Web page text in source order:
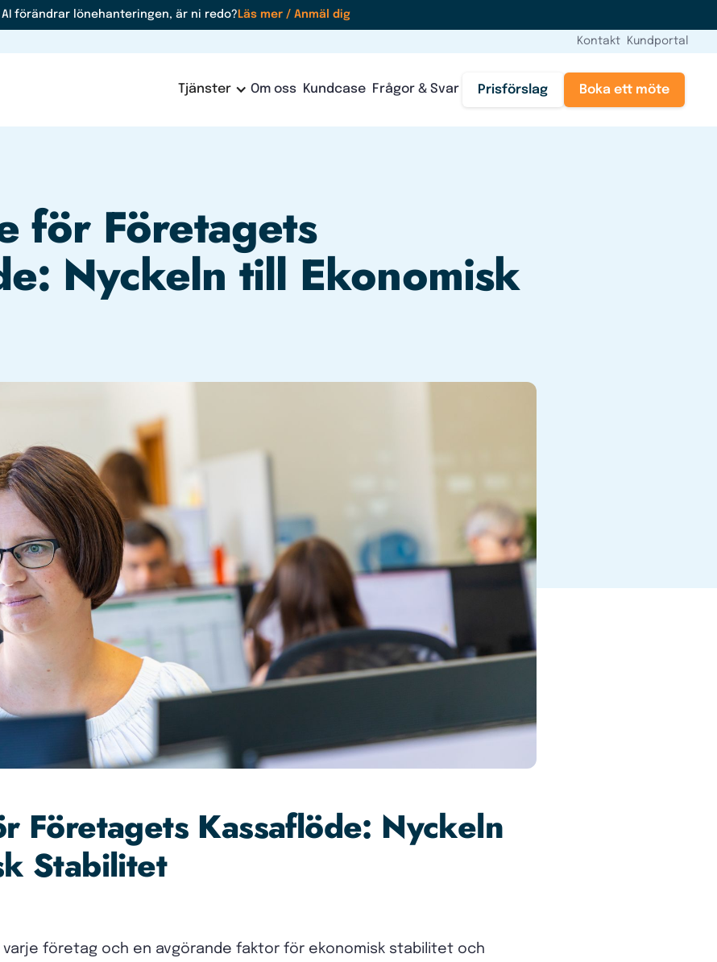
AI förändrar lönehanteringen, är ni redo? Läs mer / Anmäl dig
Kontakt Kundportal
Tjänster Om oss Kundcase Frågor & Svar Prisförslag Boka ett möte
för Företagets
Nyckeln till Ekonomisk
Företagets Kassaflöde: Nyckeln
Stabilitet
varje företag och en avgörande faktor för ekonomisk stabilitet och